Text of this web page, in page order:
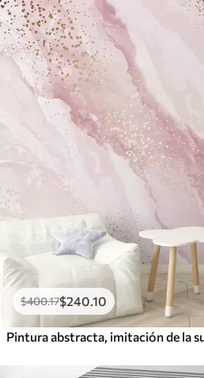
$400.17$240.10